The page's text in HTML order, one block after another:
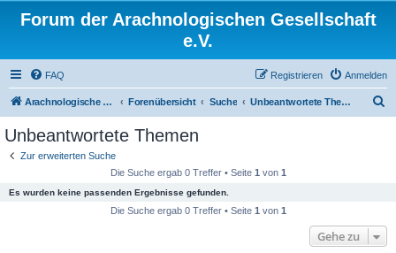
Forum der Arachnologischen Gesellschaft
e.V.
FAQ Anmelden
Registrieren
Arachnologische Gesellschaft e. V. Forenübersicht Suche Unbeantwortete Themen
Unbeantwortete Themen
Zur erweiterten Suche
Die Suche ergab 0 Treffer • Seite 1 von 1
Es wurden keine passenden Ergebnisse gefunden.
Die Suche ergab 0 Treffer • Seite 1 von 1
Gehe zu